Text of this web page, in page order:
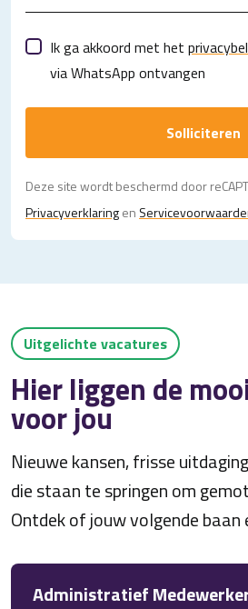
Ik ga akkoord met het
via WhatsApp ontvangen
Solliciteren
Deze site wordt beschermd door
Privacy­verklaringen
Uitgelichte vacatures
Hier liggen de
voor jou
Nieuwe kansen, frisse
die staan te springen om
Ontdek of jouw volgende
Administratief